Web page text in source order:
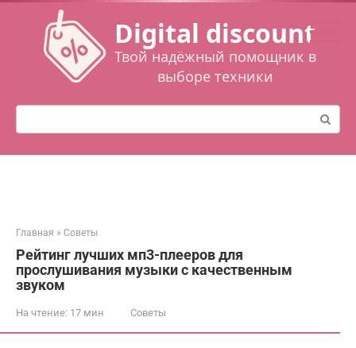
Перейти
контенту
Digital discount
Твой надёжный помощник в
выборе техники
Поиск:
Главная » Советы
Рейтинг лучших мп3-плееров для
прослушивания музыки с качественным
звуком
На чтение: 17 мин Советы